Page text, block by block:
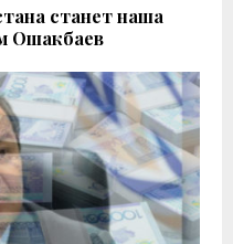
станет наша
Ошакбаев